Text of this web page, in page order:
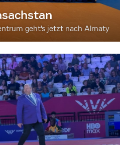
geht's jetzt nach Almaty